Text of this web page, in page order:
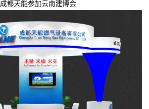
成都天能参加云南建博会